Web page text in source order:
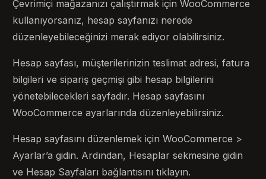
Çevrimiçi mağazanızı çalıştırmak için WooCommerce
kullanıyorsanız, hesap sayfanızı nerede
düzenleyebileceğinizi merak ediyor olabilirsiniz.
Hesap sayfası, müşterilerinizin teslimat adresi, fatura
bilgileri ve sipariş geçmişi gibi hesap bilgilerini
yönetebilecekleri sayfadır. Hesap sayfasını
WooCommerce ayarlarında düzenleyebilirsiniz.
Hesap sayfasını düzenlemek için WooCommerce >
Ayarlar’a gidin. Ardından, Hesaplar sekmesine gidin
ve Hesap Sayfaları bağlantısını tıklayın.